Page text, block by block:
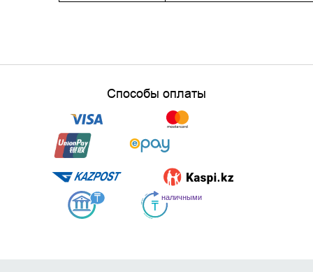
Способы оплаты